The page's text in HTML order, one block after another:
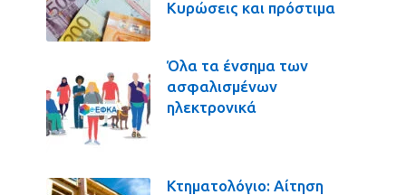
Κυρώσεις και πρόστιμα
Όλα τα ένσημα των
ασφαλισμένων
ηλεκτρονικά
Κτηματολόγιο: Αίτηση